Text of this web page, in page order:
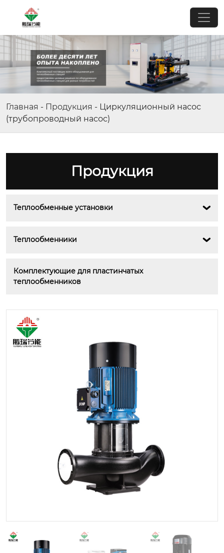
Главная - Продукция - Циркуляционный насос
(трубопроводный насос)
Продукция
Теплообменные установки 
Теплообменники 
Комплектующие для пластинчатых
теплообменников